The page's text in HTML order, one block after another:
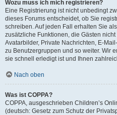
Wozu muss ich mich registrieren?
Eine Registrierung ist nicht unbedingt
dieses Forums entscheidet, ob Sie
schreiben. Auf jeden Fall erhalten Sie
zusätzliche Funktionen, die Gästen
Avatarbilder, Private Nachrichten, E-
zu Benutzergruppen und so weiter. Wir
sie schnell erledigt ist und Ihnen
Nach oben
Was ist COPPA?
COPPA, ausgeschrieben Children’s
(deutsch: Gesetz zum Schutz der